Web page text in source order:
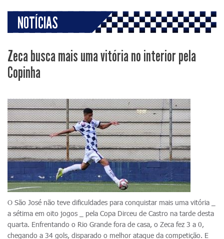
NOTÍCIAS
Zeca busca mais uma vitória no interior pela
Copinha
O São José não teve dificuldades para conquistar mais uma vitória _
a sétima em oito jogos _ pela Copa Dirceu de Castro na tarde desta
quarta. Enfrentando o Rio Grande fora de casa, o Zeca fez 3 a 0,
chegando a 34 gols, disparado o melhor ataque da competição. E